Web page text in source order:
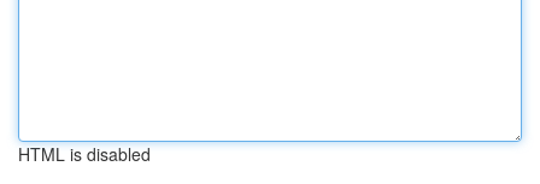
HTML is disabled